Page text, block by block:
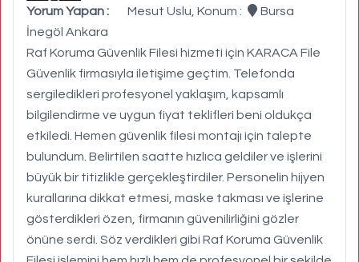
Yorum Yapan : Mesut Uslu, Konum :
Bursa
İnegöl Ankara
Raf Koruma Güvenlik Filesi hizmeti için KARACA File
Güvenlik firmasıyla iletişime geçtim. Telefonda
sergiledikleri profesyonel yaklaşım, kapsamlı
bilgilendirme ve uygun fiyat teklifleri beni oldukça
etkiledi. Hemen güvenlik filesi montajı için talepte
bulundum. Belirtilen saatte hızlıca geldiler ve işlerini
büyük bir titizlikle gerçekleştirdiler. Personelin hijyen
kurallarına dikkat etmesi, maske takması ve işlerine
gösterdikleri özen, firmanın güvenilirliğini gözler
önüne serdi. Söz verdikleri gibi Raf Koruma Güvenlik